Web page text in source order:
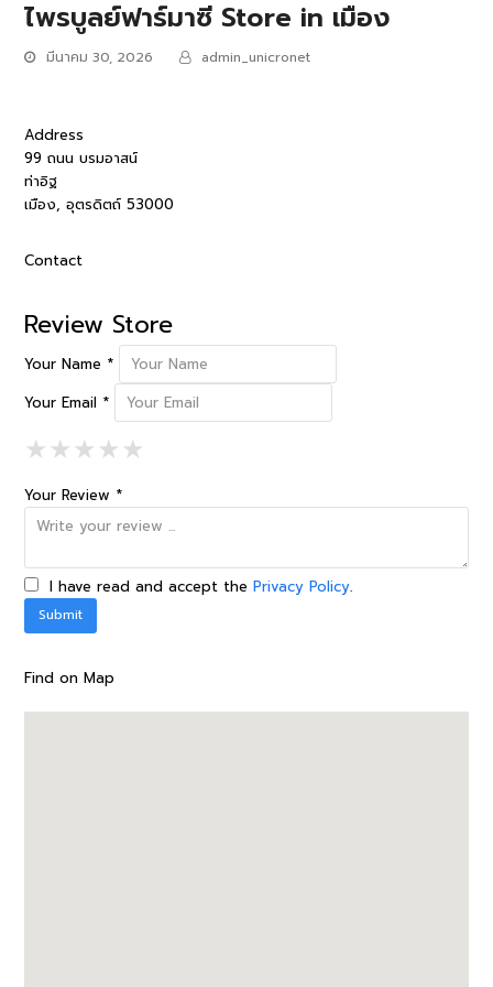
ไพรบูลย์ฟาร์มาซี Store in เมือง
มีนาคม 30, 2026 admin_unicronet
Address
99 ถนน บรมอาสน์
ท่าอิฐ
เมือง, อุตรดิตถ์ 53000
Contact
Review Store
Your Name *
Your Email *
★1 Star
★★2 Stars
★★★3 Stars
★★★★4 Stars
★★★★★5 Stars
Your Review *
I have read and accept thePrivacy Policy.
Find on Map